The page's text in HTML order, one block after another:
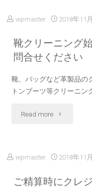
年
営
業
日
の
知
wpmaster 2018年11
靴クリーニング
問合せください
靴、バッグなど革製品の
トンブーツ等クリーニン
Read more "靴
リ
wpmaster 2018年11
ご精算時にクレ